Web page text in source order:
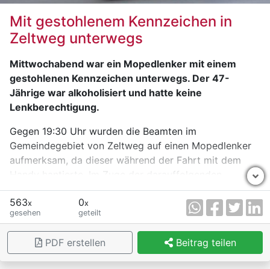
Mit gestohlenem Kennzeichen in
Zeltweg unterwegs
Mittwochabend war ein Mopedlenker mit einem
gestohlenen Kennzeichen unterwegs. Der 47-
Jährige war alkoholisiert und hatte keine
Lenkberechtigung.
Gegen 19:30 Uhr wurden die Beamten im
Gemeindegebiet von Zeltweg auf einen Mopedlenker
aufmerksam, da dieser während der Fahrt mit dem
Handy hantierte. Im Zuge der darauffolgenden
Kontrolle konnten die Polizistinnen und Polizisten
feststellen, dass das Kennzeichen am Moped als
gestohlen gemeldet war. Außerdem war der Mann
alkoholisiert und nicht im Besitz einer gültigen
Lenkberechtigung. Das Kennzeichen wurde
sichergestellt. Der 47-Jährige aus dem Bezirk Murtal
563x
gesehen
0x
geteilt
PDF erstellen Beitrag teilen